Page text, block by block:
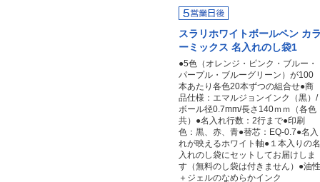
スラリホワイトボールペン カ
ーミックス 名入れのし袋1
●5色（オレンジ・ピンク・ブルー・
パープル・ブルーグリーン）が100
本あたり各色20本ずつの組合せ●商
品仕様：エマルジョンインク（黒）/
ボール径0.7mm/長さ140ｍｍ（各色
共）●名入れ行数：2行まで●印刷
色：黒、赤、青●替芯：EQ-0.7●名入
れが映えるホワイト軸●１本入りの名
入れのし袋にセットしてお届けしま
す（無料のし袋は付きません）●油性
＋ジェルのなめらかインク